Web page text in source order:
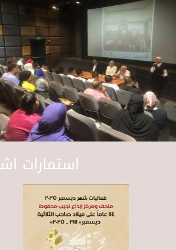
استمارات